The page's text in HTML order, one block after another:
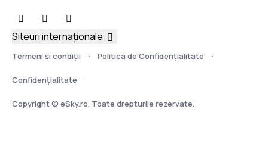
Termeni şi condiţii Politica de Confidențialitate
Confidențialitate
Copyright © eSky.ro. Toate drepturile rezervate.
Siteuri internaționale